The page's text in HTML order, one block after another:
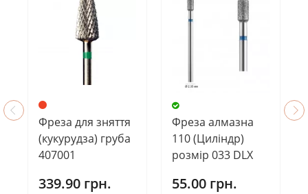
Фреза для зняття
(кукурудза) груба
407001
339.90 грн.
Фреза алмазна
110 (Циліндр)
розмір 033 DLX
55.00 грн.